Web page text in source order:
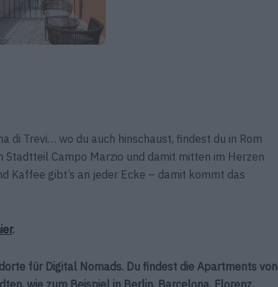
di Trevi… wo du auch hinschaust, findest du in Rom
Stadtteil Campo Marzio und damit mitten im Herzen
Kaffee gibt’s an jeder Ecke – damit kommt das
.
für Digital Nomads. Du findest die Apartments von
wie zum Beispiel in Berlin, Barcelona, Florenz,